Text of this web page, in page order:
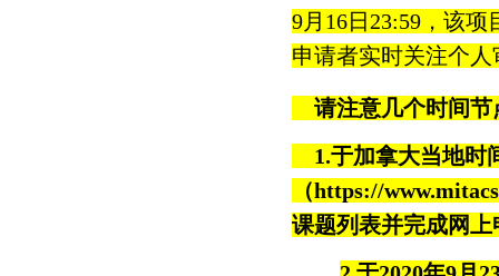
9月 16日 23:59 ，该
申请者实时关注个
请注意几个时间节
1.于加拿大当地时
（https://
课题列表并完成网